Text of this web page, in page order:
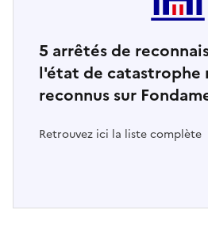
5 arrêtés de
l'état de catastrophe
reconnus sur
Retrouvez ici la liste complète